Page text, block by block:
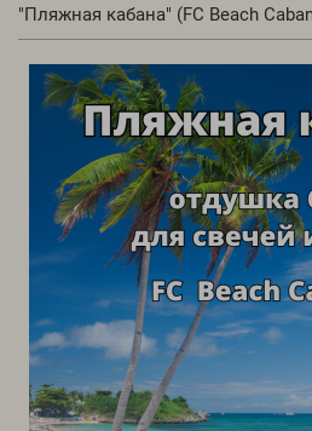
"Пляжная кабана" (FC Beach